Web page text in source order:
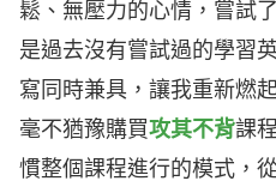
鬆、無壓力的心情，嘗試了
是過去沒有嘗試過的學習
寫同時兼具，讓我重新燃
毫不猶豫購買攻其不背課
慣整個課程進行的模式，